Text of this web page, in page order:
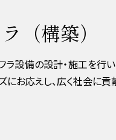
（構築）
ラ設備の設計・施工を行
お応えし、広く社会に貢